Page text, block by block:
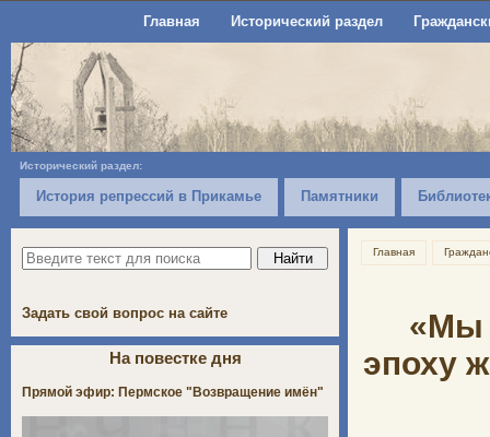
Главная Исторический раздел
Исторический раздел:
История репрессий в Прикамье Памятники
Главная
«Мы
эпоху
Задать свой вопрос на сайте
На повестке дня
Прямой эфир: Пермское "Возвращение имён"